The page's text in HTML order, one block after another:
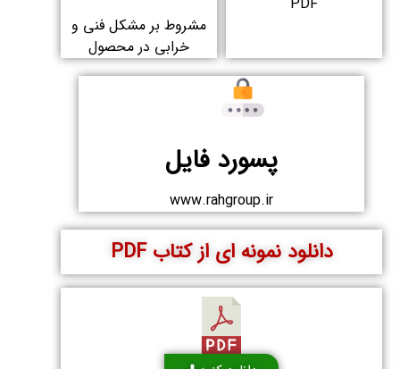
مشروط بر مشکل فنی و
خرابی در محصول
پسورد فایل
www.rahgroup.ir
دانلود نمونه ای از کتاب PDF